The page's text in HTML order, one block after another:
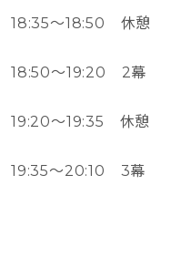
18:35～18:50 休憩
18:50～19:20 2幕
19:20～19:35 休憩
19:35～20:10 3幕